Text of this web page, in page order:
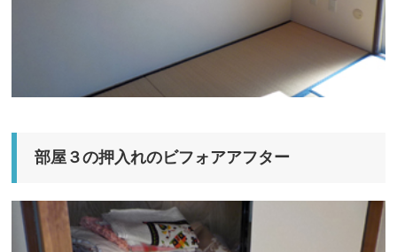
部屋３の押入れのビフォアアフター